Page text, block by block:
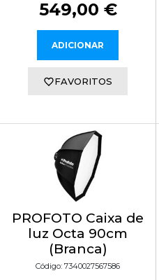
549,00 €
ADICIONAR
FAVORITOS
PROFOTO Caixa de
luz Octa 90cm
(Branca)
Código: 7340027567586